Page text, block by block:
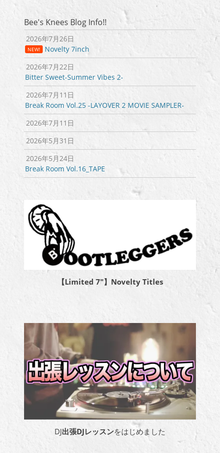
Bee's Knees Blog Info!!
2026年7月26日
NEW!
Novelty 7inch
2026年7月22日
Bitter Sweet-Summer Vibes 2-
2026年7月11日
Break Room Vol.25 -LAYOVER 2 MOVIE SAMPLER-
2026年7月11日
2026年5月31日
2026年5月24日
Break Room Vol.16_TAPE
【Limited 7″】Novelty Titles
DJ出張DJレッスンをはじめました